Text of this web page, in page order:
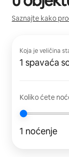
Saznajte kako
Koja je veličina
1 spavaća
Koliko ćete
1 noćenje